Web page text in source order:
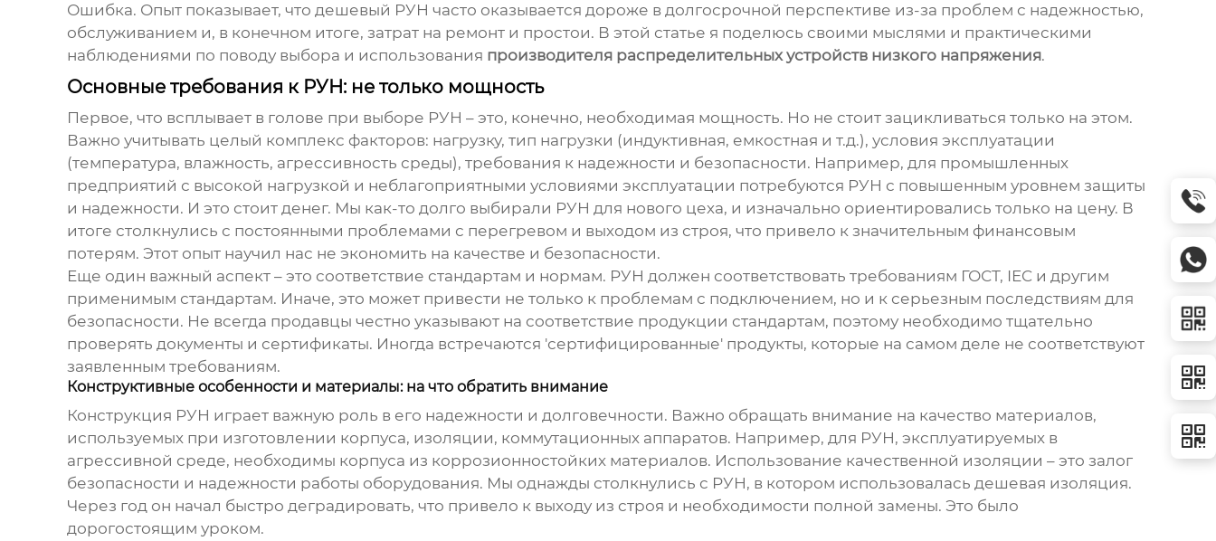
Ошибка. Опыт показывает, что дешевый РУН часто оказывается дороже в долгосрочной перспективе из-за проблем с надежностью,
обслуживанием и, в конечном итоге, затрат на ремонт и простои. В этой статье я поделюсь своими мыслями и практическими
наблюдениями по поводу выбора и использования производителя распределительных устройств низкого напряжения.
Основные требования к РУН: не только мощность
Первое, что всплывает в голове при выборе РУН – это, конечно, необходимая мощность. Но не стоит зацикливаться только на этом.
Важно учитывать целый комплекс факторов: нагрузку, тип нагрузки (индуктивная, емкостная и т.д.), условия эксплуатации
(температура, влажность, агрессивность среды), требования к надежности и безопасности. Например, для промышленных
предприятий с высокой нагрузкой и неблагоприятными условиями эксплуатации потребуются РУН с повышенным уровнем защиты
и надежности. И это стоит денег. Мы как-то долго выбирали РУН для нового цеха, и изначально ориентировались только на цену. В
итоге столкнулись с постоянными проблемами с перегревом и выходом из строя, что привело к значительным финансовым
потерям. Этот опыт научил нас не экономить на качестве и безопасности.
Еще один важный аспект – это соответствие стандартам и нормам. РУН должен соответствовать требованиям ГОСТ, IEC и другим
применимым стандартам. Иначе, это может привести не только к проблемам с подключением, но и к серьезным последствиям для
безопасности. Не всегда продавцы честно указывают на соответствие продукции стандартам, поэтому необходимо тщательно
проверять документы и сертификаты. Иногда встречаются 'сертифицированные' продукты, которые на самом деле не соответствуют
заявленным требованиям.
Конструктивные особенности и материалы: на что обратить внимание
Конструкция РУН играет важную роль в его надежности и долговечности. Важно обращать внимание на качество материалов,
используемых при изготовлении корпуса, изоляции, коммутационных аппаратов. Например, для РУН, эксплуатируемых в
агрессивной среде, необходимы корпуса из коррозионностойких материалов. Использование качественной изоляции – это залог
безопасности и надежности работы оборудования. Мы однажды столкнулись с РУН, в котором использовалась дешевая изоляция.
Через год он начал быстро деградировать, что привело к выходу из строя и необходимости полной замены. Это было
дорогостоящим уроком.